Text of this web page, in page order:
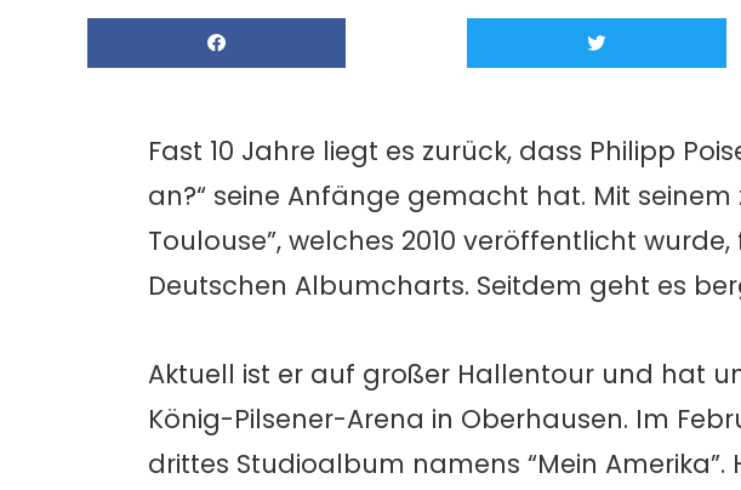
Fast 10 Jahre liegt es zurück, dass Philipp
an?“ seine Anfänge gemacht hat. Mit
Toulouse”, welches 2010 veröffentlicht
Deutschen Albumcharts. Seitdem geht es
Aktuell ist er auf großer Hallentour und hat
König-Pilsener-Arena in Oberhausen. Im
drittes Studioalbum namens “Mein